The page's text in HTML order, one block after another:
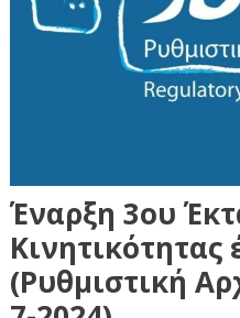
Έναρξη 3ου
Κινητικότητας
(Ρυθμιστική